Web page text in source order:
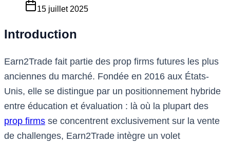
15 juillet 2025
Introduction
Earn2Trade fait partie des prop firms futures les plus
anciennes du marché. Fondée en 2016 aux États-
Unis, elle se distingue par un positionnement hybride
entre éducation et évaluation : là où la plupart des
prop firms se concentrent exclusivement sur la vente
de challenges, Earn2Trade intègre un volet